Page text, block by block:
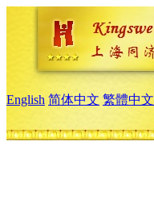
English 简体中文 繁體中文